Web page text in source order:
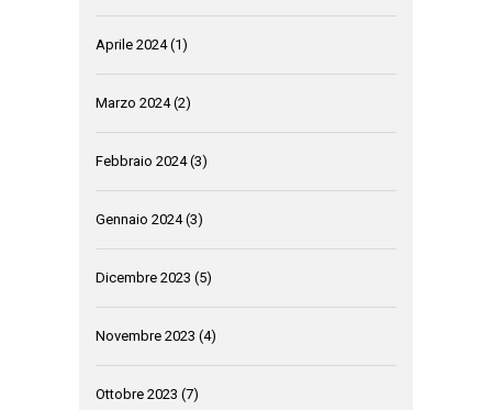
Aprile 2024(1)
Marzo 2024(2)
Febbraio 2024(3)
Gennaio 2024(3)
Dicembre 2023 (5)
Novembre 2023 (4)
Ottobre 2023 (7)